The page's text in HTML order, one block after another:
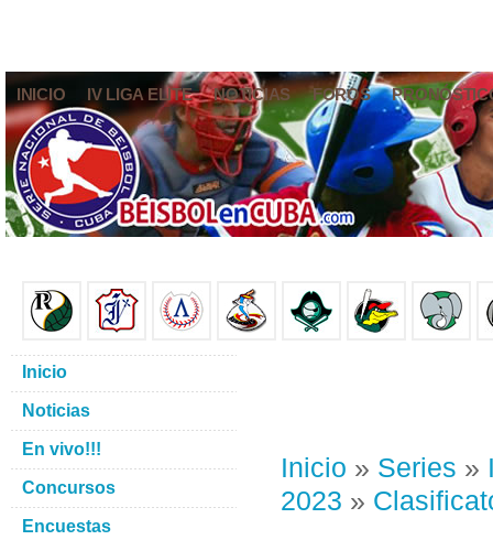
INICIO IV LIGA ELITE NOTICIAS FOROS
Inicio » Series »
2023 »
Inicio
Noticias
En vivo!!!
Concursos
Encuestas